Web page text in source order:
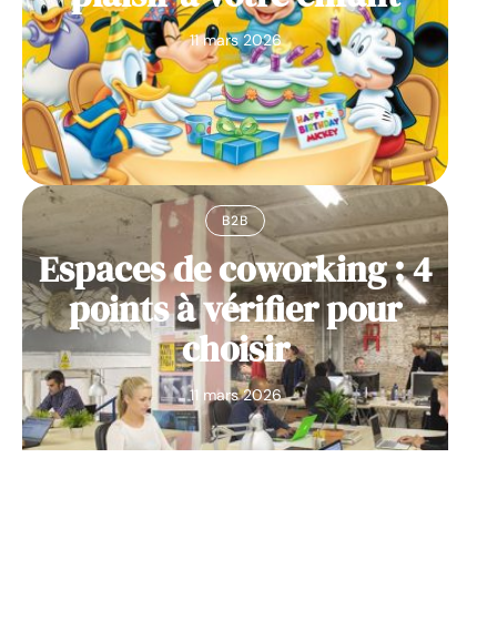
11 mars 2026
B2B
Espaces de coworking : 4
points à vérifier pour
choisir
11 mars 2026